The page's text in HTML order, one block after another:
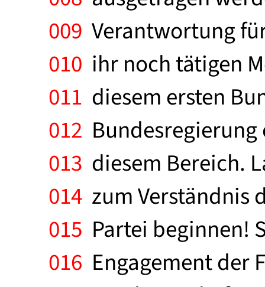
009 Verantwortung
010 ihr noch tätigen
011 diesem ersten
012
013 diesem Bereich.
014 zum Verständnis
015 Partei beginnen!
016 Engagement der